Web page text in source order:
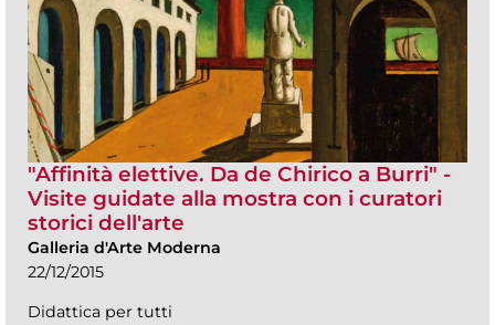
"Affinità elettive. Da de Chirico a Burri" -
Visite guidate alla mostra con i curatori
storici dell'arte
Galleria d'Arte Moderna
22/12/2015
Didattica per tutti